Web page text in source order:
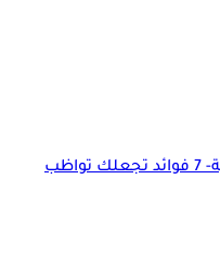
أسباب ممارسة العلاقة الزوجية- 7 فوائد تجعلك تواظب